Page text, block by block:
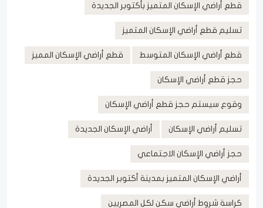
قطع أراضي الإسكان المتميز بأكتوبر الجديدة
تسليم قطع أراضي الإسكان المتميز
قطع أراضي الإسكان المتوسط قطع أراضي الإسكان المميز
حجز قطع أراضي الإسكان
وقوع سيستم حجز قطع أراضي الإسكان
تسليم أراضي الإسكان أراضي الإسكان الجديدة
حجز أراضي الإسكان الاجتماعي
أراضي الإسكان المتميز بمدينة أكتوبر الجديدة
كراسة شروط أراضي سكن لكل المصريين